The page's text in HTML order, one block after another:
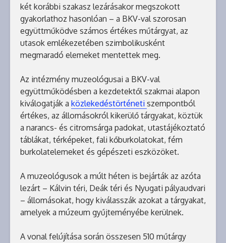
két korábbi szakasz lezárásakor megszokott
gyakorlathoz hasonlóan – a BKV-val szorosan
együttműködve számos értékes műtárgyat, az
utasok emlékezetében szimbolikusként
megmaradó elemeket mentettek meg.
Az intézmény muzeológusai a BKV-val
együttműködésben a kezdetektől szakmai alapon
kiválogatják a közlekedéstörténeti szempontból
értékes, az állomásokról kikerülő tárgyakat, köztük
a narancs- és citromsárga padokat, utastájékoztató
táblákat, térképeket, fali kőburkolatokat, fém
burkolatelemeket és gépészeti eszközöket.
A muzeológusok a múlt héten is bejárták az azóta
lezárt – Kálvin téri, Deák téri és Nyugati pályaudvari
– állomásokat, hogy kiválasszák azokat a tárgyakat,
amelyek a múzeum gyűjteményébe kerülnek.
A vonal felújítása során összesen 510 műtárgy